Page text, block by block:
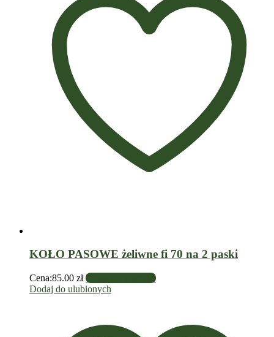
KOŁO PASOWE żeliwne fi 70 na 2 paski
Cena:85.00 zł Dodaj do koszyka
Dodaj do ulubionych